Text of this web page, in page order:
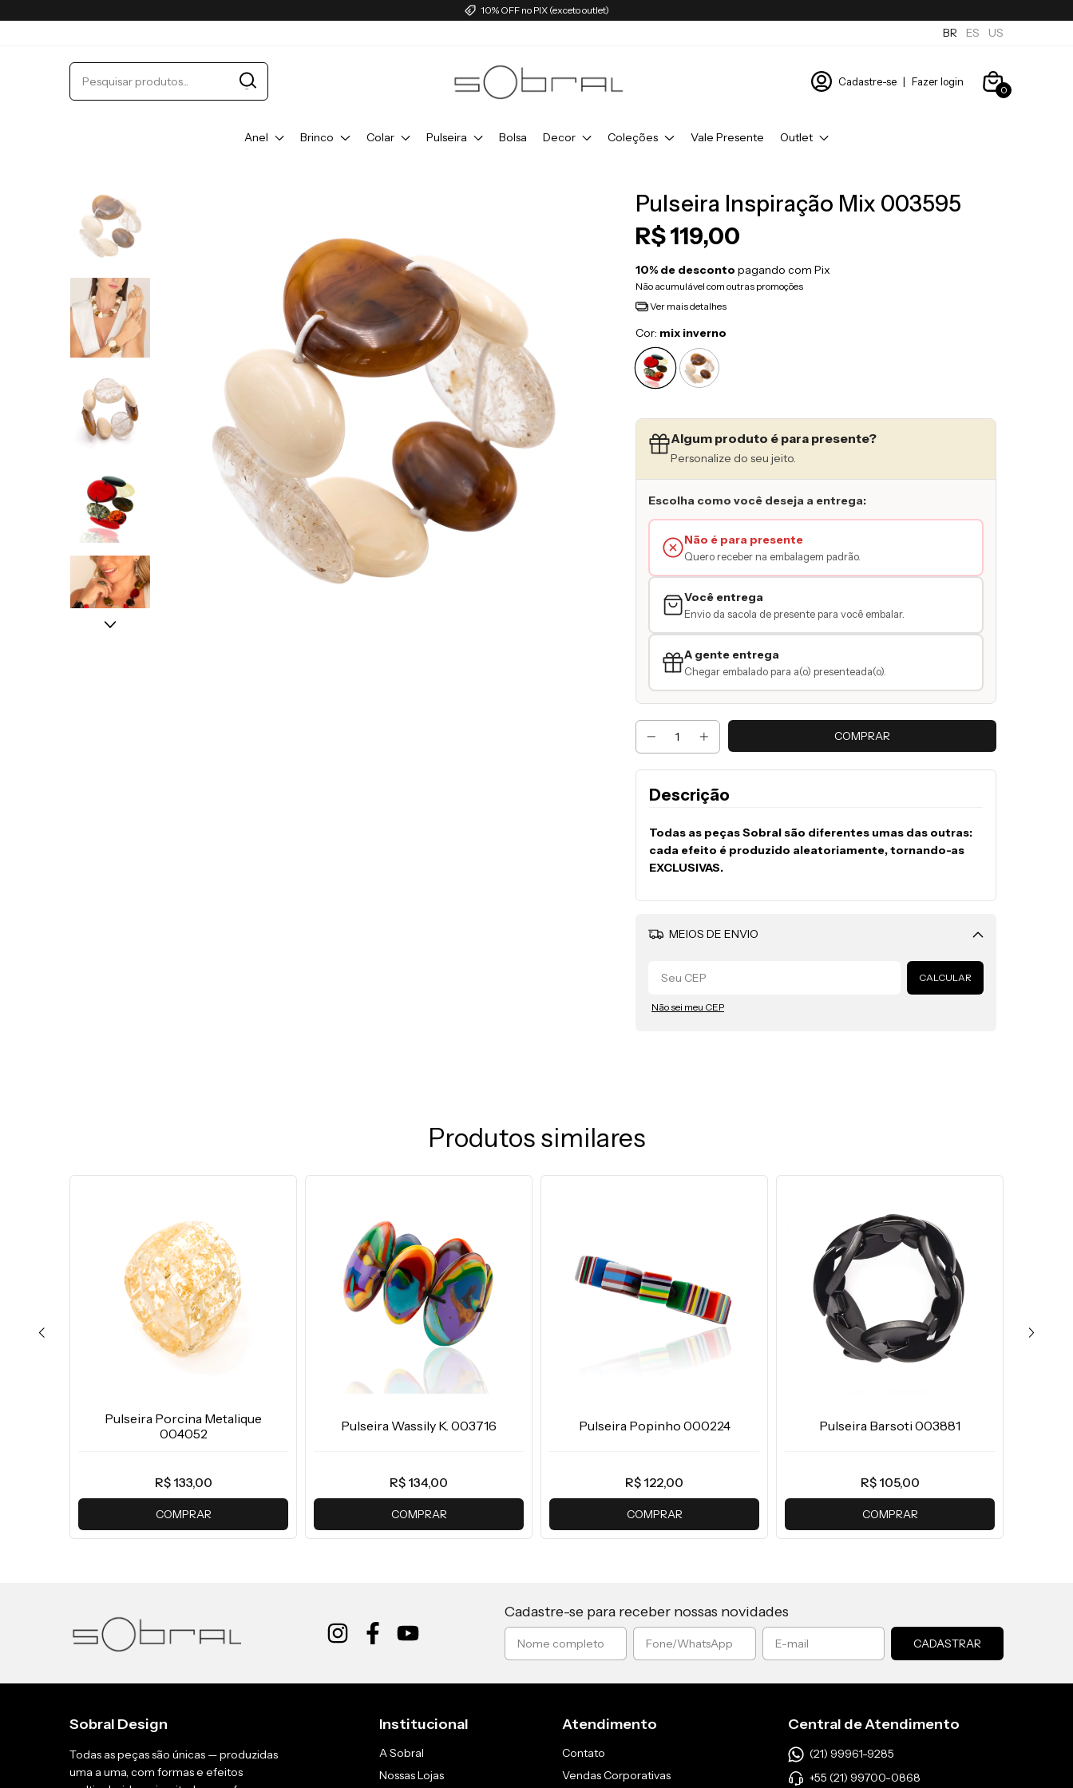
10% OFF no PIX (exceto outlet)
BR ES US
Cadastre-se | Fazer login
0
Anel Brinco Colar Pulseira Bolsa Decor Coleções Vale Presente Outlet
Pulseira Inspiração Mix 003595
R$ 119,00
10% de desconto pagando com Pix
Não acumulável com outras promoções
Ver mais detalhes
Cor: mix inverno
Algum produto é para presente?
Personalize do seu jeito.
Escolha como você deseja a entrega:
Não é para presente
Quero receber na embalagem padrão.
Você entrega
Envio da sacola de presente para você embalar.
A gente entrega
Chegar embalado para a(o) presenteada(o).
Descrição
Todas as peças Sobral são diferentes umas das outras:
cada efeito é produzido aleatoriamente, tornando-as
EXCLUSIVAS.
MEIOS DE ENVIO
Alterar CEP
CALCULAR
Não sei meu CEP
Produtos similares
Pulseira Porcina Metalique
004052
R$ 133,00
COMPRAR
Pulseira Wassily K. 003716
R$ 134,00
COMPRAR
Pulseira Popinho 000224
R$ 122,00
COMPRAR
Pulseira Barsoti 003881
R$ 105,00
COMPRAR
Cadastre-se para receber nossas novidades
Sobral Design
Todas as peças são únicas — produzidas
uma a uma, com formas e efeitos
Institucional
A Sobral
Nossas Lojas
Atendimento
Contato
Vendas Corporativas
Central de Atendimento
(21) 99961-9285
+55 (21) 99700-0868